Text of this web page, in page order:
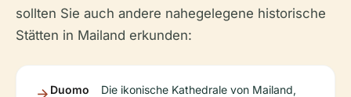
sollten Sie auch andere nahegelegene historische
Stätten in Mailand erkunden:
Duomo
Die ikonische Kathedrale von Mailand,